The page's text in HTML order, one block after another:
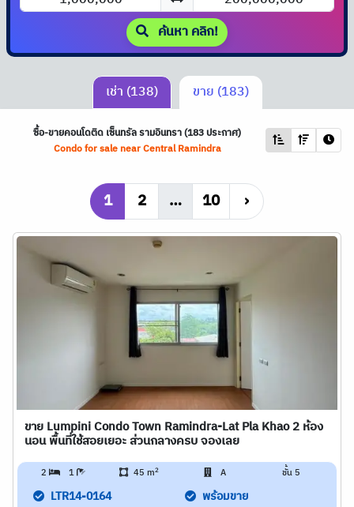
ค้นหา คลิก!
เช่า (138) ขาย (183)
ซื้อ-ขายคอนโดติด เซ็นทรัล รามอินทรา (183 ประกาศ)
Condo for sale near Central Ramindra
1 2 … 10 ›
ขาย Lumpini Condo Town Ramindra-Lat Pla Khao 2 ห้อง
นอน พื้นที่ใช้สอยเยอะ ส่วนกลางครบ จองเลย
2 1 45 m2 A ชั้น 5
LTR14-0164 พร้อมขาย